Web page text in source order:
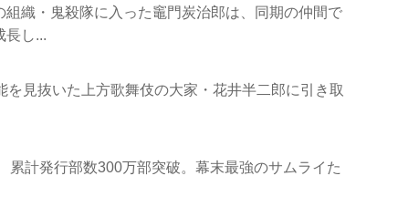
織・鬼殺隊に入った竈門炭治郎は、同期の仲間で
長し...
見抜いた上方歌舞伎の大家・花井半二郎に引き取
計発行部数300万部突破。幕末最強のサムライた